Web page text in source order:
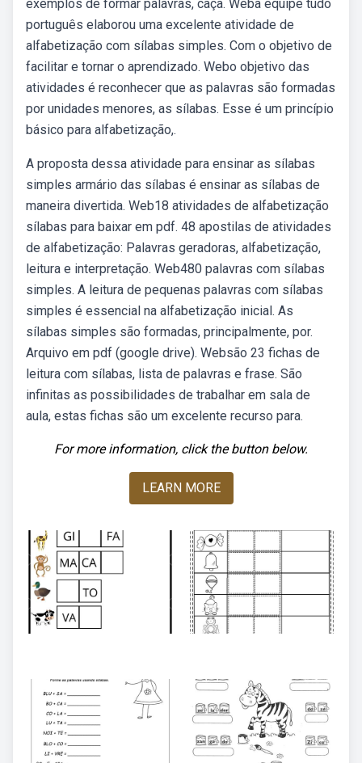
exemplos de formar palavras, caça. Weba equipe tudo
português elaborou uma excelente atividade de
alfabetização com sílabas simples. Com o objetivo de
facilitar e tornar o aprendizado. Webo objetivo das
atividades é reconhecer que as palavras são formadas
por unidades menores, as sílabas. Esse é um princípio
básico para alfabetização,.
A proposta dessa atividade para ensinar as sílabas
simples armário das sílabas é ensinar as sílabas de
maneira divertida. Web18 atividades de alfabetização
sílabas para baixar em pdf. 48 apostilas de atividades
de alfabetização: Palavras geradoras, alfabetização,
leitura e interpretação. Web480 palavras com sílabas
simples. A leitura de pequenas palavras com sílabas
simples é essencial na alfabetização inicial. As
sílabas simples são formadas, principalmente, por.
Arquivo em pdf (google drive). Websão 23 fichas de
leitura com sílabas, lista de palavras e frase. São
infinitas as possibilidades de trabalhar em sala de
aula, estas fichas são um excelente recurso para.
For more information, click the button below.
LEARN MORE